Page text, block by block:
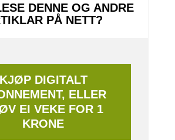
DENNE OG ANDRE
PÅ NETT?
KJØP DIGITALT
ELLER
EI VEKE FOR 1
KRONE